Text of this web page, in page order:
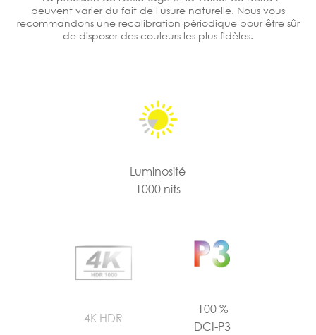
peuvent varier du fait de l'usure naturelle. Nous vous
recommandons une recalibration périodique pour être sûr
de disposer des couleurs les plus fidèles.
Luminosité
1000 nits
4K HDR
100 %
DCI-P3